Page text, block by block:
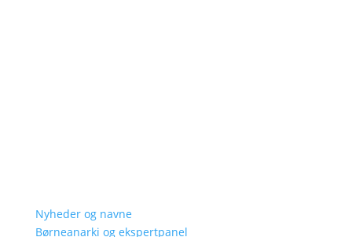
Nyheder og navne
Børneanarki og ekspertpanel